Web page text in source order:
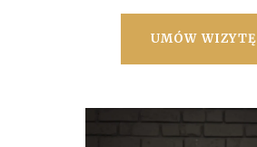
UMÓW WIZYTĘ